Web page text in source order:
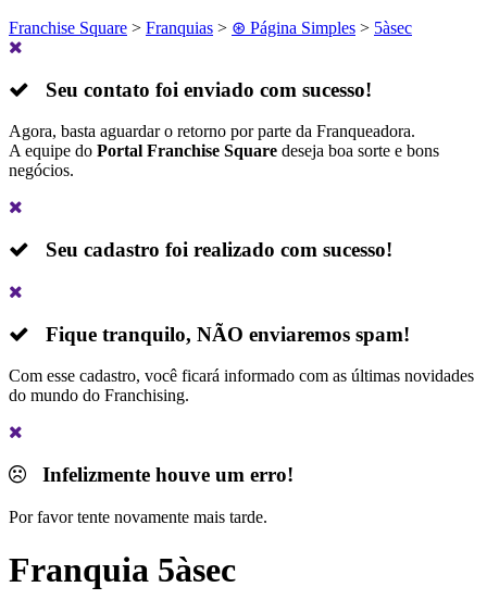
Franchise Square > Franquias > ⊛ Página Simples > 5àsec
Seu contato foi enviado com sucesso!
Agora, basta aguardar o retorno por parte da Franqueadora.
A equipe do Portal Franchise Square deseja boa sorte e bons
negócios.
Seu cadastro foi realizado com sucesso!
Fique tranquilo, NÃO enviaremos spam!
Com esse cadastro, você ficará informado com as últimas novidades
do mundo do Franchising.
Infelizmente houve um erro!
Por favor tente novamente mais tarde.
Franquia 5àsec